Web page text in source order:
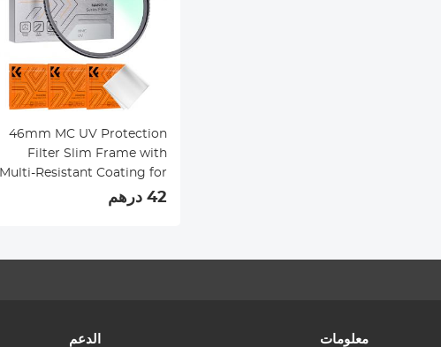
46mm MC UV Protection
Filter Slim Frame with
Multi-Resistant Coating for
Camera Lens Nano-Klear
42 درهم
معلومات الدعم